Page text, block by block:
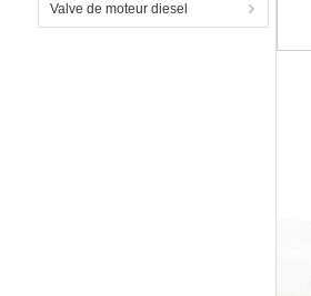
Valve de moteur diesel